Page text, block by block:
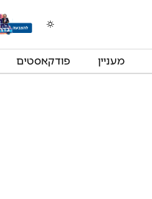
מעניין פודקאסטים